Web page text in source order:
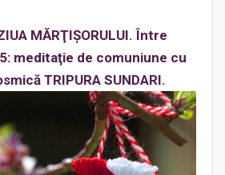
MĂRŢIŞORULUI. Între
meditaţie de comuniune cu
TRIPURA SUNDARI.